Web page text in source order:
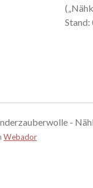
Stand:
-
Webador